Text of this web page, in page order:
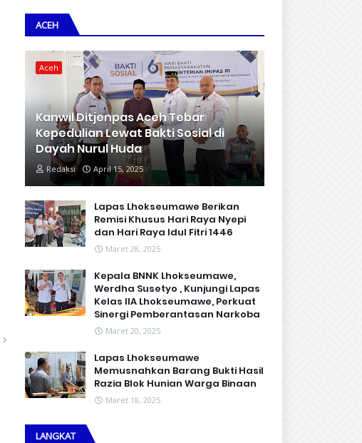
ACEH
Aceh
Kanwil Ditjenpas Aceh Tebar
Kepedulian Lewat Bakti Sosial di
Dayah Nurul Huda
Redaksi April 15, 2025
Lapas Lhokseumawe Berikan
Remisi Khusus Hari Raya Nyepi
dan Hari Raya Idul Fitri 1446
Maret 28, 2025
Kepala BNNK Lhokseumawe,
Werdha Susetyo , Kunjungi Lapas
Kelas IIA Lhokseumawe, Perkuat
Sinergi Pemberantasan Narkoba
Maret 20, 2025
Lapas Lhokseumawe
Memusnahkan Barang Bukti Hasil
Razia Blok Hunian Warga Binaan
Maret 18, 2025
LANGKAT